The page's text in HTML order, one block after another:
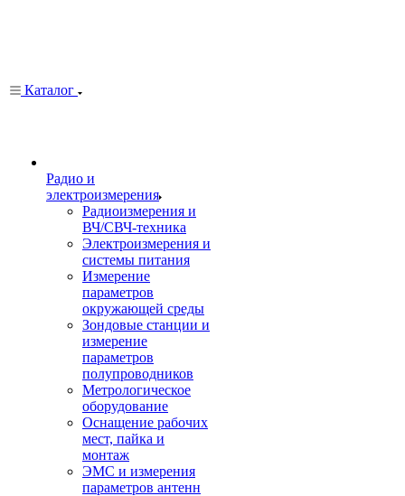
Каталог
Радио и
электроизмерения
Радиоизмерения и
ВЧ/СВЧ-техника
Электроизмерения и
системы питания
Измерение
параметров
окружающей среды
Зондовые станции и
измерение
параметров
полупроводников
Метрологическое
оборудование
Оснащение рабочих
мест, пайка и
монтаж
ЭМС и измерения
параметров антенн